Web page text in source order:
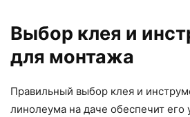
Выбор клея и
для монтажа
Правильный выбор клея и
линолеума на даче обеспечит его